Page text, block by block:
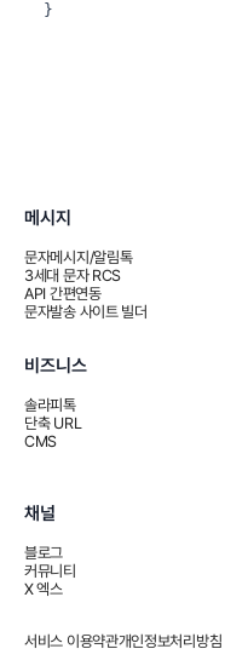
}
메시지
문자메시지/알림톡
3세대 문자 RCS
API 간편연동
문자발송 사이트 빌더
비즈니스
솔라피톡
단축 URL
CMS
채널
블로그
커뮤니티
X 엑스
서비스 이용약관개인정보처리방침